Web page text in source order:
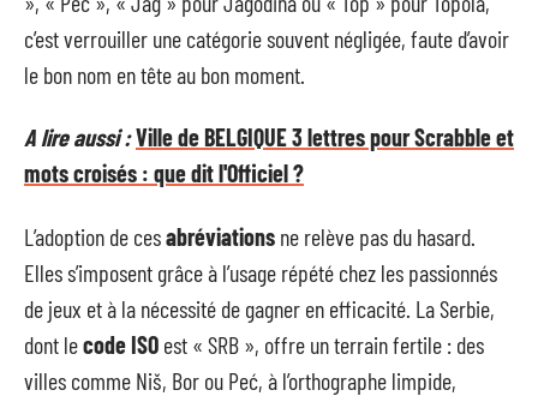
c’est verrouiller une catégorie souvent négligée, faute d’avoir
le bon nom en tête au bon moment.
A lire aussi :Ville de BELGIQUE 3 lettres pour Scrabble et
mots croisés : que dit l'Officiel ?
L’adoption de cesabréviations ne relève pas du hasard.
Elles s’imposent grâce à l’usage répété chez les passionnés
de jeux et à la nécessité de gagner en efficacité. La Serbie,
dont lecode ISO est « SRB », offre un terrain fertile : des
villes comme Niš, Bor ou Peć, à l’orthographe limpide,